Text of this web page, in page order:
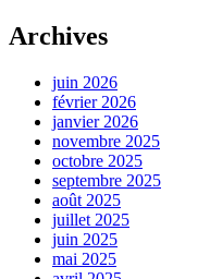
Archives
juin 2026
février 2026
janvier 2026
novembre 2025
octobre 2025
septembre 2025
août 2025
juillet 2025
juin 2025
mai 2025